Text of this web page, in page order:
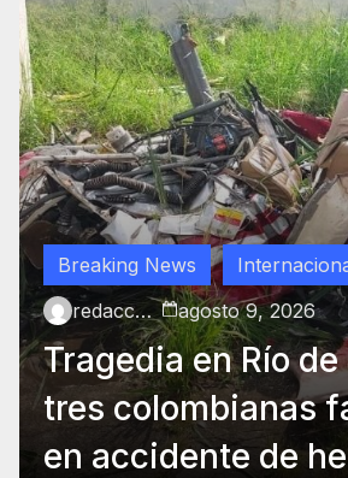
Breaking News
redaccion
agosto 9, 2026
Tragedia en Río
tres colombianas
en accidente de